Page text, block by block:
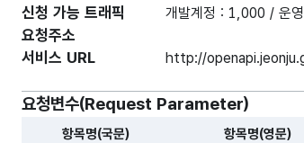
신청 가능 트래픽 개발계정 : 1,000 / 운
요청주소
서비스 URL
http://
요청변수(Request Parameter)
항목명(국문) 항목명(영문)